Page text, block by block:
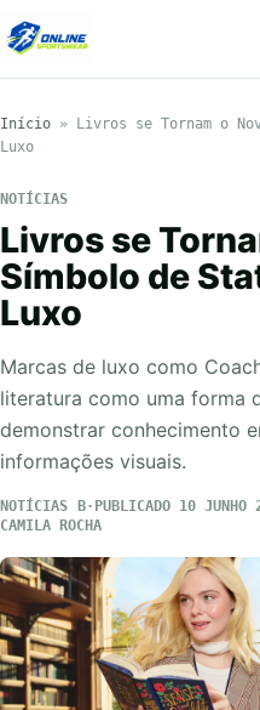
Início »
Livros se Tornam o
Luxo
NOTÍCIAS
Livros se
Símbolo de
Luxo
Marcas de luxo como
literatura como uma forma
demonstrar conhecimento
informações visuais.
NOTÍCIAS PUBLICADO 10 JUNHO
CAMILA ROCHA